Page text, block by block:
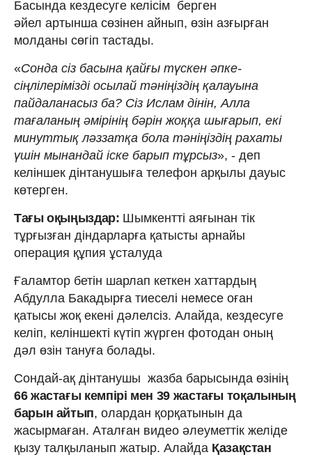
Басында кездесуге келісім берген
әйел артынша сөзінен айнып, өзін азғырған
молданы сөгіп тастады.
«Сонда сіз басына қайғы түскен әпке-
сіңлілерімізді осылай тәніңіздің қалауына
пайдаланасыз ба? Сіз Ислам дінін, Алла
тағаланың әмірінің бәрін жоққа шығарып, екі
минуттық ләззатқа бола тәніңіздің рахаты
үшін мынандай іске барып тұрсыз», - деп
келіншек дінтанушыға телефон арқылы дауыс
көтерген.
Тағы оқыңыздар: Шымкентті аяғынан тік
тұрғызған діндарларға қатысты арнайы
операция құпия ұсталуда
Ғаламтор бетін шарлап кеткен хаттардың
Абдулла Бакадырға тиеселі немесе оған
қатысы жоқ екені дәлелсіз. Алайда, кездесуге
келіп, келіншекті күтіп жүрген фотодан оның
дәл өзін тануға болады.
Сондай-ақ дінтанушы жазба барысында өзінің
66 жастағы кемпірі мен 39 жастағы тоқалының
барын айтып, олардан қорқатынын да
жасырмаған. Аталған видео әлеуметтік желіде
қызу талқыланып жатыр. Алайда Қазақстан